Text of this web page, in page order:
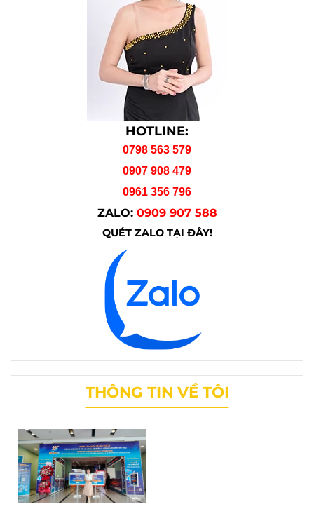
HOTLINE:
0798 563 579
0907 908 479
0961 356 796
ZALO: 0909 907 588
QUÉT ZALO TẠI ĐÂY!
THÔNG TIN VỀ TÔI